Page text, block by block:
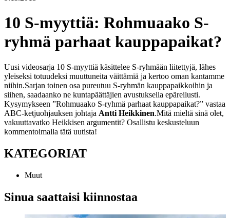
10 S-myyttiä: Rohmuaako S-
ryhmä parhaat kauppapaikat?
Uusi videosarja 10 S-myyttiä käsittelee S-ryhmään liitettyjä, lähes
yleiseksi totuudeksi muuttuneita väittämiä ja kertoo oman kantamme
niihin.Sarjan toinen osa pureutuu S-ryhmän kauppapaikkoihin ja
siihen, saadaanko ne kuntapäättäjien avustuksella epäreilusti.
Kysymykseen ”Rohmuaako S-ryhmä parhaat kauppapaikat?” vastaa
ABC-ketjuohjauksen johtaja Antti Heikkinen.Mitä mieltä sinä olet,
vakuuttavatko Heikkisen argumentit? Osallistu keskusteluun
kommentoimalla tätä uutista!
KATEGORIAT
Muut
Sinua saattaisi kiinnostaa